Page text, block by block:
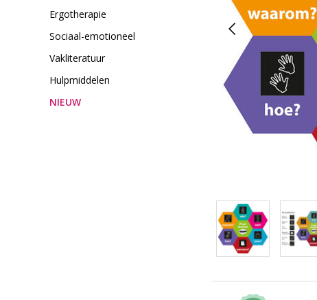
Ergotherapie
Sociaal-emotioneel
Vakliteratuur
Hulpmiddelen
NIEUW